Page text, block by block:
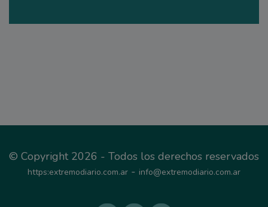
© Copyright 2026 - Todos los derechos reservados
https:extremodiario.com.ar - info@extremodiario.com.ar